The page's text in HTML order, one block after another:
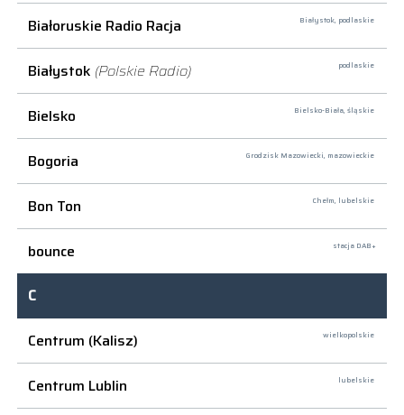
Białoruskie Radio Racja Białystok, podlaskie
Białystok (Polskie Radio) podlaskie
Bielsko Bielsko-Biała, śląskie
Bogoria Grodzisk Mazowiecki, mazowieckie
Bon Ton Chełm, lubelskie
bounce stacja DAB+
C
Centrum (Kalisz)
wielkopolskie
Centrum Lublin lubelskie